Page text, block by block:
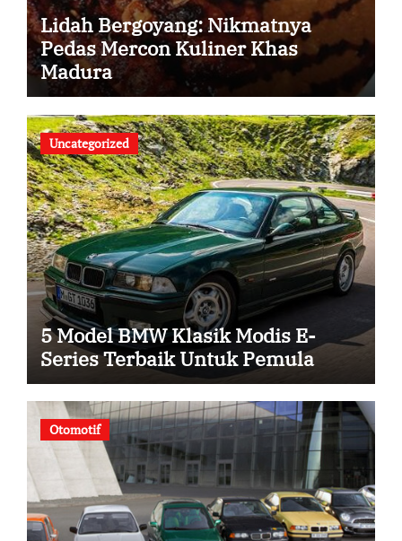
Lidah Bergoyang: Nikmatnya
Pedas Mercon Kuliner Khas
Madura
Uncategorized
5 Model BMW Klasik Modis E-
Series Terbaik Untuk Pemula
Otomotif